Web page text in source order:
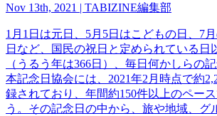
Nov 13th, 2021 | TABIZINE編集部
1月1日は元日、5月5日はこどもの日、7
日など、国民の祝日と定められている日
（うるう年は366日）、毎日何かしらの
本記念日協会には、2021年2月時点で約
録されており、年間約150件以上のペー
う。その記念日の中から、旅や地域、グ